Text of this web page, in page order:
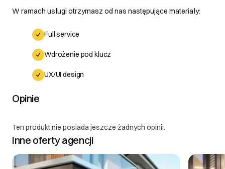
W ramach usługi otrzymasz od nas następujące materiały:
Full service
Wdrożenie pod klucz
UX/UI design
Opinie
Ten produkt nie posiada jeszcze żadnych opinii.
Inne oferty agencji